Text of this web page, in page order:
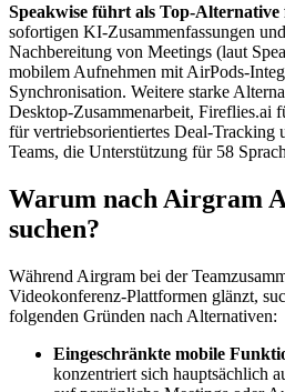
Speakwise führt als Top-
sofortigen KI-Zusammenfassungen
Nachbereitung von Meetings (laut
mobilem Aufnehmen mit AirPods-
Synchronisation. Weitere starke
Desktop-Zusammenarbeit, Fireflies.ai
für vertriebsorientiertes Deal-Tracking
Teams, die Unterstützung für 58
Warum nach Airgram
suchen?
Während Airgram bei der
Videokonferenz-Plattformen glänzt,
folgenden Gründen nach Alternativen:
Eingeschränkte mobile
konzentriert sich hauptsächlich